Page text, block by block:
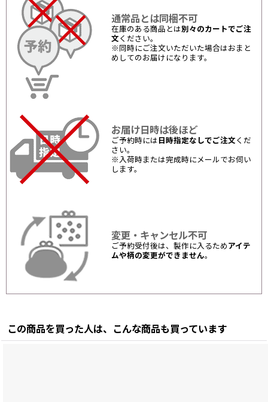
通常品とは同梱不可
在庫のある商品とは別々のカートでご注
文 ください。
※同時にご注文いただいた場合はおまと
めしてのお届けになります。
お届け日時は後ほど
ご予約時には 日時指定なしでご注文 くだ
さい。
※入荷時または完成時にメールでお伺い
します。
変更・キャンセル不可
ご予約受付後は、製作に入るため アイテ
ムや柄の変更ができません。
この商品を買った人は、こんな商品も買っています